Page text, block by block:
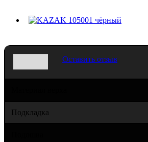
Оставить отзыв
Подкладка